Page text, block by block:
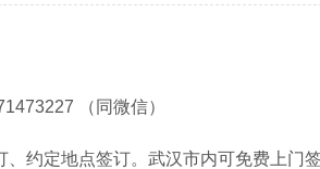
（同微信）
约定地点签订。武汉市内可免费上门签